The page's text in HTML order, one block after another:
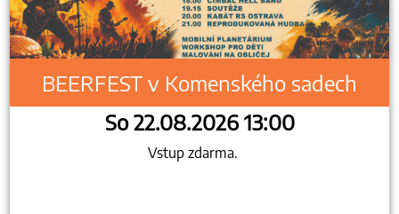
BEERFEST v Komenského sadech
So 22.08.2026 13:00
Vstup zdarma.